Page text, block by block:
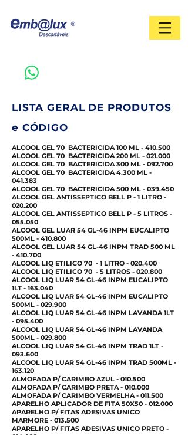
LISTA GERAL DE PRODUTOS
e CÓDIGO
ALCOOL GEL 70 BACTERICIDA 100 ML - 410.500
ALCOOL GEL 70 BACTERICIDA 200 ML - 021.000
ALCOOL GEL 70 BACTERICIDA 300 ML - 092.700
ALCOOL GEL 70 BACTERICIDA 4.300 ML -
041.383
ALCOOL GEL 70 BACTERICIDA 500 ML - 039.450
ALCOOL GEL ANTISSEPTICO BELL P - 1 LITRO -
020.200
ALCOOL GEL ANTISSEPTICO BELL P - 5 LITROS -
055.050
ALCOOL GEL LUAR 54 GL-46 INPM EUCALIPTO
500ML - 410.800
ALCOOL GEL LUAR 54 GL-46 INPM TRAD 500 ML
- 410.700
ALCOOL LIQ ETILICO 70 - 1 LITRO - 020.400
ALCOOL LIQ ETILICO 70 - 5 LITROS - 020.800
ALCOOL LIQ LUAR 54 GL-46 INPM EUCALIPTO
1LT - 163.040
ALCOOL LIQ LUAR 54 GL-46 INPM EUCALIPTO
500ML - 029.900
ALCOOL LIQ LUAR 54 GL-46 INPM LAVANDA 1LT
- 095.400
ALCOOL LIQ LUAR 54 GL-46 INPM LAVANDA
500ML - 029.800
ALCOOL LIQ LUAR 54 GL-46 INPM TRAD 1LT -
093.600
ALCOOL LIQ LUAR 54 GL-46 INPM TRAD 500ML -
163.120
ALMOFADA P/ CARIMBO AZUL - 010.500
ALMOFADA P/ CARIMBO PRETA - 010.000
ALMOFADA P/ CARIMBO VERMELHA - 011.500
APARELHO APLICADOR DE FITA 50X50 - 012.000
APARELHO P/ FITAS ADESIVAS UNICO
MARMORE - 013.500
APARELHO P/ FITAS ADESIVAS UNICO PRETO -